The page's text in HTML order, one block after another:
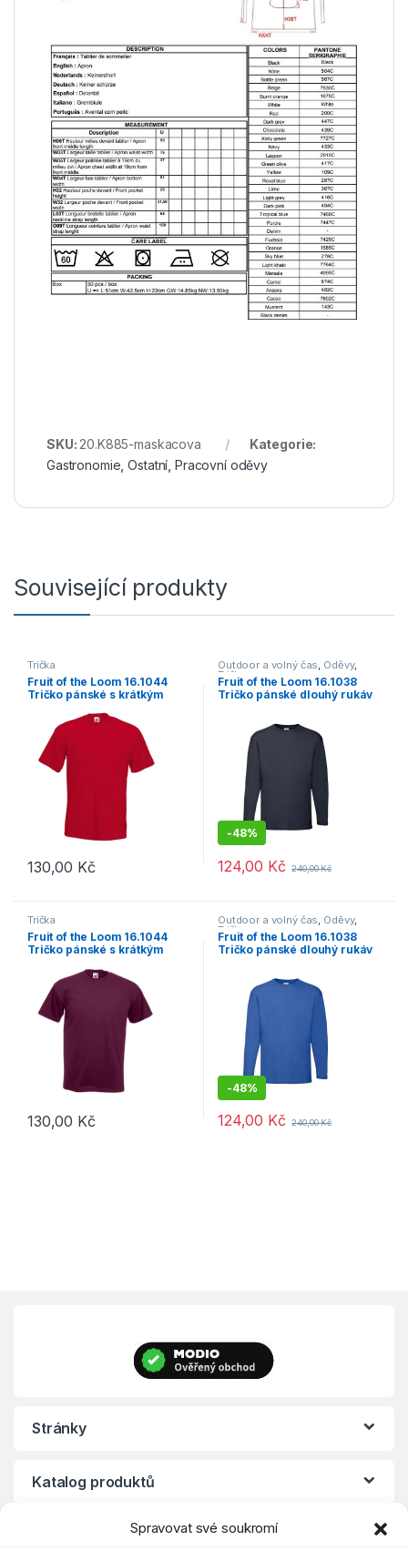
Spravovat své soukromí
SKU: 20.K885-maskacova
Kategorie:
Gastronomie ,Ostatní Pracovní oděvy
Související produkty
Trička
Fruit of the Loom 16.1044
Tričko pánské s krátkým
130,00 Kč
Tento produkt má více variant. Možnosti lze vybrat na stránce
Outdoor a volný čas, Oděvy,
Trička
Fruit of the Loom 16.1038
Tričko pánské dlouhý rukáv
-48%
124,00 Kč 240,00Kč
Trička
Fruit of the Loom 16.1044
Tričko pánské s krátkým
130,00 Kč
Tento produkt má více variant. Možnosti lze vybrat na stránce
Outdoor a volný čas, Oděvy,
Trička
Fruit of the Loom 16.1038
Tričko pánské dlouhý rukáv
-48%
124,00 Kč 240,00Kč
Stránky
Katalog produktů